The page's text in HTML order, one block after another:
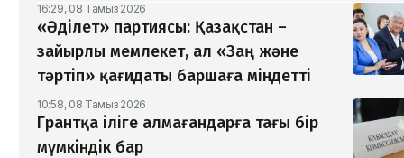
16:29, 08 Тамыз 2026
«Әділет» партиясы: Қазақстан –
зайырлы мемлекет, ал «Заң және
тәртіп» қағидаты баршаға міндетті
10:58, 08 Тамыз 2026
Грантқа іліге алмағандарға тағы бір
мүмкіндік бар